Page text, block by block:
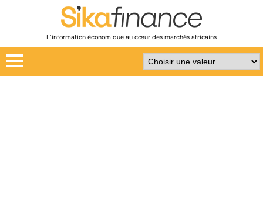
L’information économique au cœur des marchés africains